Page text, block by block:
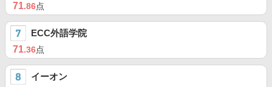
71.86点
ECC外語学院
71.36点
イーオン